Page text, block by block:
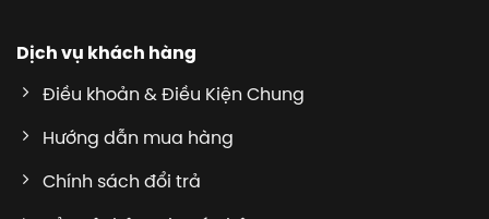
Dịch vụ khách hàng
Điều khoản & Điều Kiện Chung
Hướng dẫn mua hàng
Chính sách đổi trả